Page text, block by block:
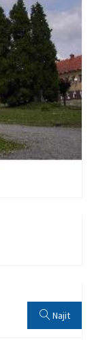
Najit